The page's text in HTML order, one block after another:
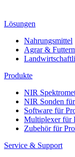
Lösungen
Nahrungsmittel
Agrar &
Produkte
NIR
NIR Sonden
Software für
Multiplexer für
Zubehör für
Service & Support